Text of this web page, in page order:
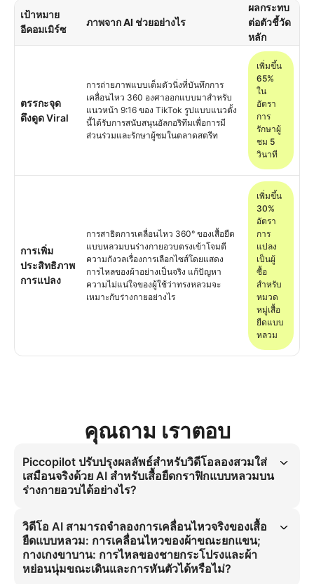
เป้าหมาย
อีคอมเมิร์ซ
ภาพจาก AI ช่วยอย่างไร
ผลกระทบ
ต่อตัวชี้วัด
หลัก
ตรรกะจุด
ดึงดูด Viral
การถ่ายภาพแบบเต็มตัวนิ่งที่บันทึกการ
เคลื่อนไหว 360 องศาออกแบบมาสำหรับ
แนวหน้า 9:16 ของ TikTok รูปแบบแนวตั้ง
นี้ได้รับการสนับสนุนอัลกอริทึมเพื่อการมี
ส่วนร่วมและรักษาผู้ชมในตลาดสตรีท
เพิ่มขึ้น
65%
ใน
อัตรา
การ
รักษาผู้
ชม 5
วินาที
การเพิ่ม
ประสิทธิภาพ
การแปลง
การสาธิตการเคลื่อนไหว 360° ของเสื้อยืด
แบบหลวมบนร่างกายอวบตรงเข้าโจมตี
ความกังวลเรื่องการเลือกไซส์โดยแสดง
การไหลของผ้าอย่างเป็นจริง แก้ปัญหา
ความไม่แน่ใจของผู้ใช้ว่าทรงหลวมจะ
เหมาะกับร่างกายอย่างไร
เพิ่มขึ้น
30%
อัตรา
การ
แปลง
เป็นผู้
ซื้อ
สำหรับ
หมวด
หมู่เสื้อ
ยืดแบบ
หลวม
คุณถาม เราตอบ
Piccopilot ปรับปรุงผลลัพธ์สำหรับวิดีโอลองสวมใส่
เสมือนจริงด้วย AI สำหรับเสื้อยืดกราฟิกแบบหลวมบน
ร่างกายอวบได้อย่างไร?
ของผ้าและการไหลของชายเสื้อ เพื่อขยายผลการลองสวมใส่เสมือนจริง กำจัด
ปัญหา Uncanny Valley ในวิดีโอ AI โดยเชื่อมโยงฟิสิกส์กับการเดิน
วิดีโอ AI สามารถจำลองการเคลื่อนไหวจริงของเสื้อ
ยืดแบบหลวม: การเคลื่อนไหวของผ้าขณะยกแขน;
กางเกงขาบาน: การไหลของชายกระโปรงและผ้า
หย่อนนุ่มขณะเดินและการหันตัวได้หรือไม่?